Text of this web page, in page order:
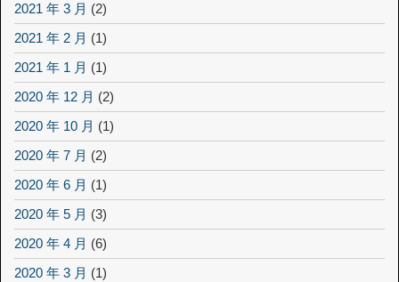
2021 年 3 月 (2)
2021 年 2 月 (1)
2021 年 1 月 (1)
2020 年 12 月 (2)
2020 年 10 月 (1)
2020 年 7 月 (2)
2020 年 6 月 (1)
2020 年 5 月 (3)
2020 年 4 月 (6)
2020 年 3 月 (1)